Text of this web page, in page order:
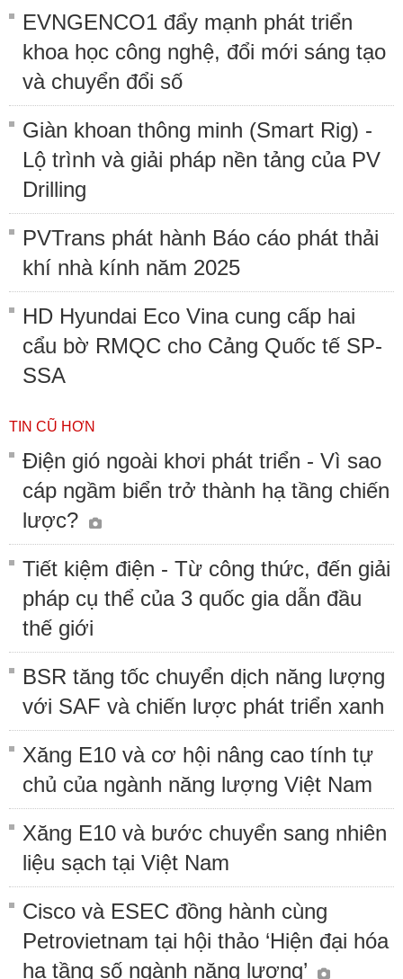
EVNGENCO1 đẩy mạnh phát triển
khoa học công nghệ, đổi mới sáng tạo
và chuyển đổi số
Giàn khoan thông minh (Smart Rig) -
Lộ trình và giải pháp nền tảng của PV
Drilling
PVTrans phát hành Báo cáo phát thải
khí nhà kính năm 2025
HD Hyundai Eco Vina cung cấp hai
cẩu bờ RMQC cho Cảng Quốc tế SP-
SSA
TIN CŨ HƠN
Điện gió ngoài khơi phát triển - Vì sao
cáp ngầm biển trở thành hạ tầng chiến
lược?
Tiết kiệm điện - Từ công thức, đến giải
pháp cụ thể của 3 quốc gia dẫn đầu
thế giới
BSR tăng tốc chuyển dịch năng lượng
với SAF và chiến lược phát triển xanh
Xăng E10 và cơ hội nâng cao tính tự
chủ của ngành năng lượng Việt Nam
Xăng E10 và bước chuyển sang nhiên
liệu sạch tại Việt Nam
Cisco và ESEC đồng hành cùng
Petrovietnam tại hội thảo ‘Hiện đại hóa
hạ tầng số ngành năng lượng’